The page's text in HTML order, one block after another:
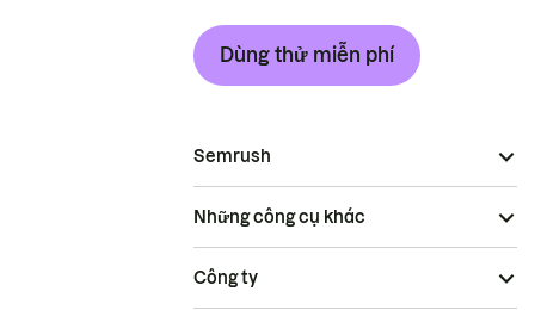
Dùng thử miễn phí
Semrush
Những công cụ khác
Công ty